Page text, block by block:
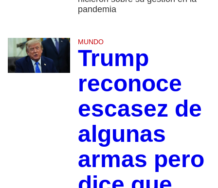
pandemia
MUNDO
Trump
reconoce
escasez de
algunas
armas pero